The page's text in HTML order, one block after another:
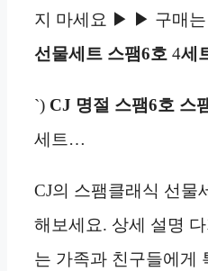
지 마세요 ▶ ▶ 구매
선물세트 스팸6호 4세
`) CJ 명절 스팸6호 스
세트…
CJ의 스팸클래식 선물
해보세요. 상세 설명
는 가족과 친구들에게